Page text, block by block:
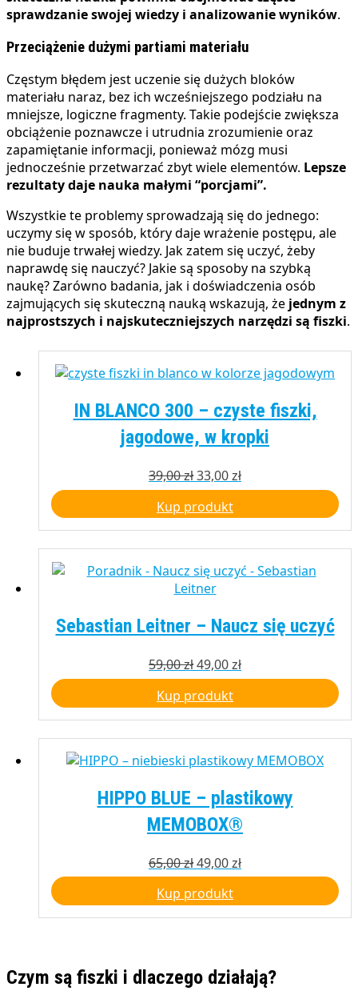
sprawdzanie swojej wiedzy i analizowanie wyników.
Przeciążenie dużymi partiami materiału
Częstym błędem jest uczenie się dużych bloków
materiału naraz, bez ich wcześniejszego podziału na
mniejsze, logiczne fragmenty. Takie podejście zwiększa
obciążenie poznawcze i utrudnia zrozumienie oraz
zapamiętanie informacji, ponieważ mózg musi
jednocześnie przetwarzać zbyt wiele elementów. Lepsze
rezultaty daje nauka małymi “porcjami”.
Wszystkie te problemy sprowadzają się do jednego:
uczymy się w sposób, który daje wrażenie postępu, ale
nie buduje trwałej wiedzy. Jak zatem się uczyć, żeby
naprawdę się nauczyć? Jakie są sposoby na szybką
naukę? Zarówno badania, jak i doświadczenia osób
zajmujących się skuteczną nauką wskazują, że jednym z
najprostszych i najskuteczniejszych narzędzi są fiszki.
IN BLANCO 300 – czyste fiszki,
jagodowe, w kropki
39,00złPierwotna
cena
wynosiła:
39,00 zł.
33,00złAktualna
cena
33,00 zł.
Kup produkt
Sebastian Leitner – Naucz się uczyć
59,00złPierwotna
cena
wynosiła:
59,00 zł.
49,00złAktualna
cena
49,00 zł.
Kup produkt
HIPPO BLUE – plastikowy
MEMOBOX®
65,00złPierwotna
cena
wynosiła:
65,00 zł.
49,00złAktualna
cena
49,00 zł.
Kup produkt
Czym są fiszki i dlaczego działają?